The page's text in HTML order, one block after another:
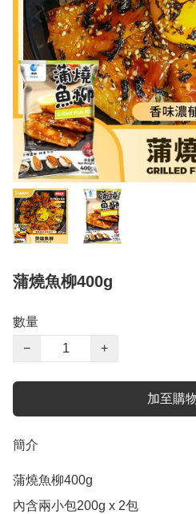
蒲燒魚柳400g
數量
−
+
加至購
簡介
蒲燒魚柳400g
內含兩小包200g x 2包